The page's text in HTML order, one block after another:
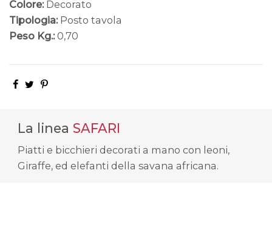
Colore: Decorato
Tipologia: Posto tavola
Peso Kg.: 0,70
La linea SAFARI
Piatti e bicchieri decorati a mano con leoni,
Giraffe, ed elefanti della savana africana.